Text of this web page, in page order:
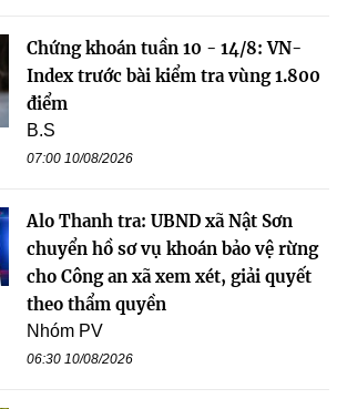
Chứng khoán tuần 10 - 14/8: VN-
Index trước bài kiểm tra vùng 1.800
điểm
B.S
07:00 10/08/2026
Alo Thanh tra: UBND xã Nật Sơn
chuyển hồ sơ vụ khoán bảo vệ rừng
cho Công an xã xem xét, giải quyết
theo thẩm quyền
Nhóm PV
06:30 10/08/2026